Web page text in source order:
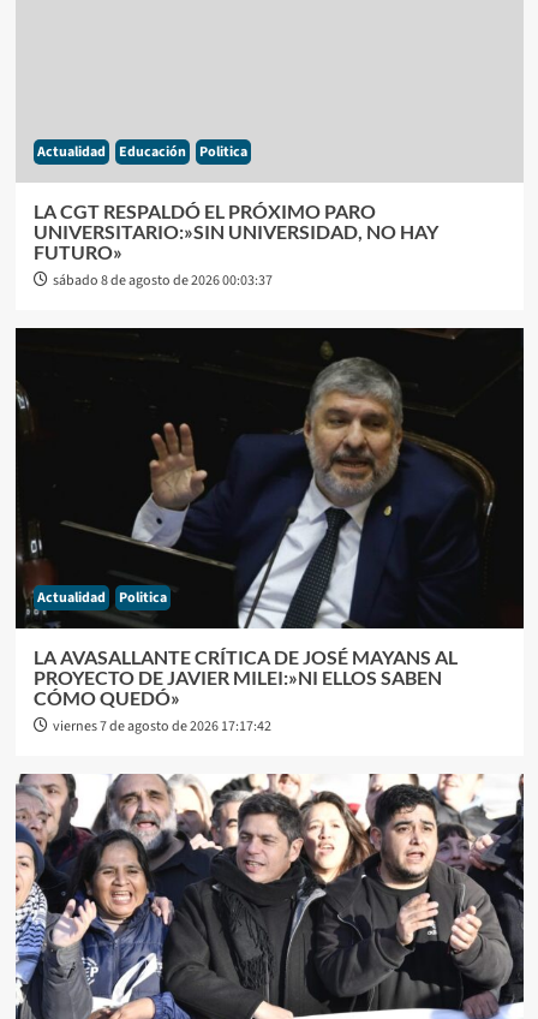
Actualidad Educación Politica
LA CGT RESPALDÓ EL PRÓXIMO PARO
UNIVERSITARIO:»SIN UNIVERSIDAD, NO HAY
FUTURO»
sábado 8 de agosto de 2026 00:03:37
Actualidad Politica
LA AVASALLANTE CRÍTICA DE JOSÉ MAYANS AL
PROYECTO DE JAVIER MILEI:»NI ELLOS SABEN
CÓMO QUEDÓ»
viernes 7 de agosto de 2026 17:17:42